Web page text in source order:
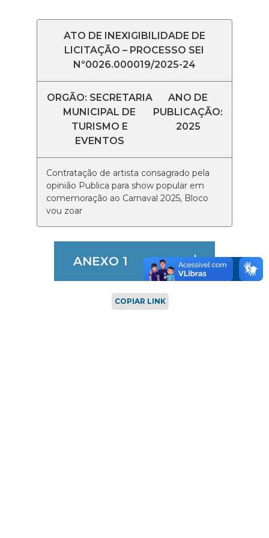
ATO DE INEXIGIBILIDADE DE
LICITAÇÃO – PROCESSO SEI
Nº0026.000019/2025-24
ORGÃO: SECRETARIA
MUNICIPAL DE
TURISMO E
EVENTOS
ANO DE
PUBLICAÇÃO:
2025
Contratação de artista consagrado pela
opinião Publica para show popular em
comemoração ao Carnaval 2025, Bloco
vou zoar
ANEXO 1
COPIAR LINK